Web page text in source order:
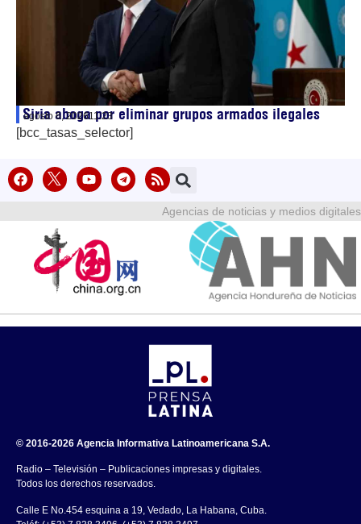
Siria aboga por eliminar grupos armados ilegales
agosto 6, 202611:23
[bcc_tasas_selector]
Agencias de noticias y medios digitales
© 2016-2026 Agencia Informativa Latinoamericana S.A.
Radio – Televisión – Publicaciones impresas y digitales.
Todos los derechos reservados.
Calle E No.454 esquina a 19, Vedado, La Habana, Cuba.